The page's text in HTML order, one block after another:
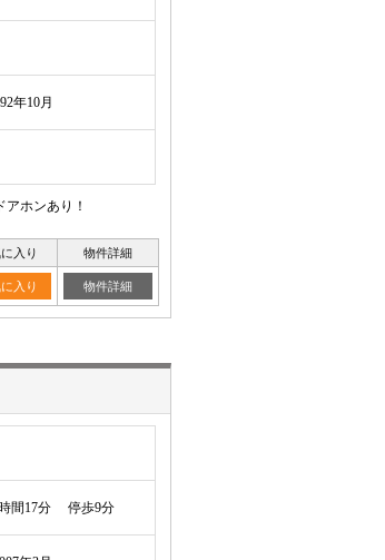
年10月
ホンあり！
入り 物件詳細
入り 物件詳細
間17分 停歩9分